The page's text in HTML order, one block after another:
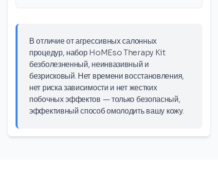
В отличие от агрессивных салонных
процедур, набор HoMEso Therapy Kit
безболезненный, неинвазивный и
безрисковый. Нет времени восстановления,
нет риска зависимости и нет жестких
побочных эффектов — только безопасный,
эффективный способ омолодить вашу кожу.